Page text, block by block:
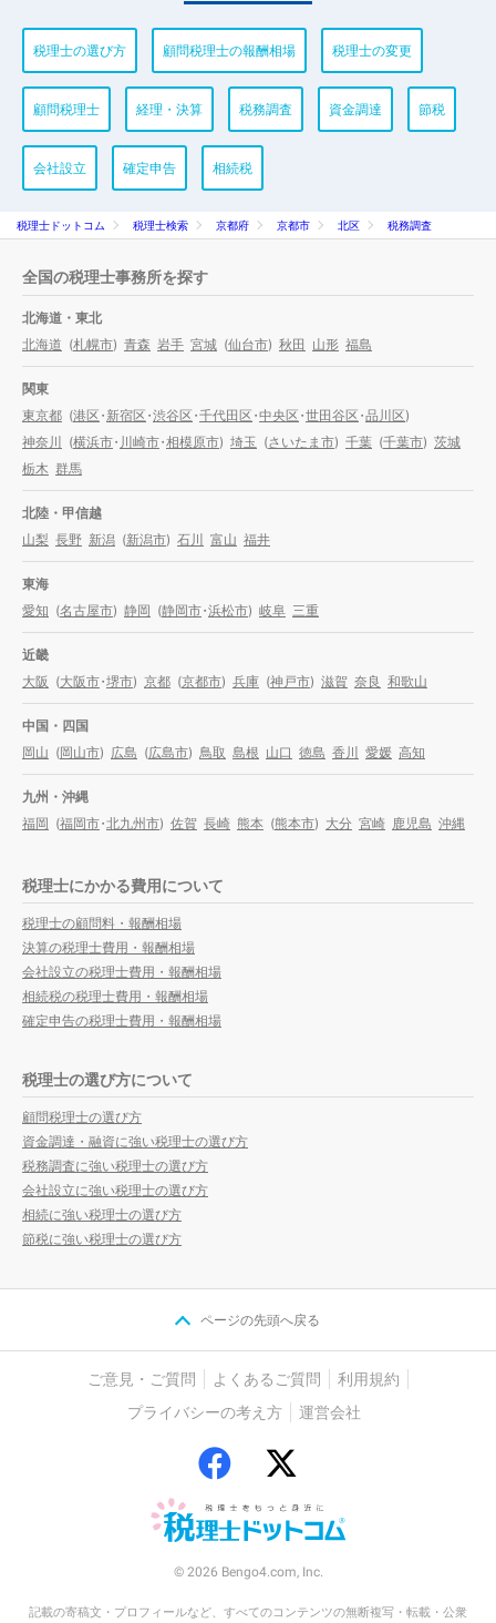
税理士の選び方 顧問税理士の報酬相場 税理士の変更
顧問税理士 経理・決算 税務調査 資金調達 節税
会社設立 確定申告 相続税
税理士ドットコム 税理士検索 京都府 京都市 北区 税務調査
全国の税理士事務所を探す
北海道・東北
北海道 (札幌市) 青森 岩手 宮城 (仙台市) 秋田 山形 福島
関東
東京都 (港区・新宿区・渋谷区・千代田区・中央区・世田谷区・品川区)
神奈川
(横浜市・川崎市・相模原市) 埼玉 (さいたま市) 千葉 (千葉市) 茨城
栃木 群馬
北陸・甲信越
山梨 長野 新潟 (新潟市) 石川 富山 福井
東海
愛知 (名古屋市) 静岡 (静岡市・浜松市) 岐阜 三重
近畿
大阪 (大阪市・堺市) 京都 (京都市) 兵庫 (神戸市) 滋賀 奈良 和歌山
中国・四国
岡山 (岡山市) 広島 (広島市) 鳥取 島根 山口 徳島 香川 愛媛 高知
九州・沖縄
福岡 (福岡市・北九州市) 佐賀 長崎 熊本 (熊本市) 大分 宮崎 鹿児島 沖縄
税理士にかかる費用について
税理士の顧問料・報酬相場
決算の税理士費用・報酬相場
会社設立の税理士費用・報酬相場
相続税の税理士費用・報酬相場
確定申告の税理士費用・報酬相場
税理士の選び方について
顧問税理士の選び方
資金調達・融資に強い税理士の選び方
税務調査に強い税理士の選び方
会社設立に強い税理士の選び方
相続に強い税理士の選び方
節税に強い税理士の選び方
ページの先頭へ戻る
ご意見・ご質問 よくあるご質問
利用規約
プライバシーの考え方
運営会社
© 2026 Bengo4.com, Inc.
記載の寄稿文・プロフィールなど、すべてのコンテンツの無断複写・転載・公衆